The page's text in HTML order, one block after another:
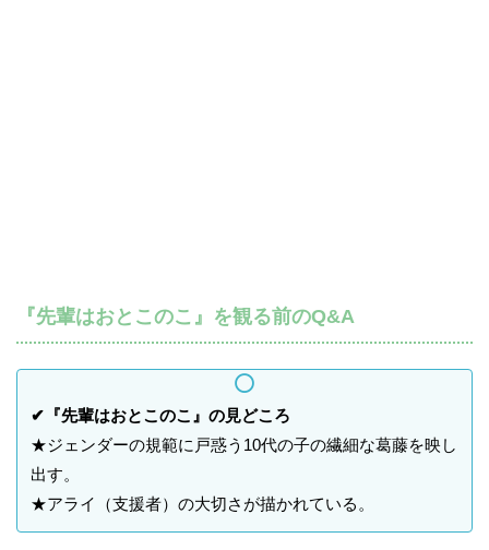
『先輩はおとこのこ』を観る前のQ&A
✔『先輩はおとこのこ』の見どころ
★ジェンダーの規範に戸惑う10代の子の繊細な葛藤を映し
出す。
★アライ（支援者）の大切さが描かれている。